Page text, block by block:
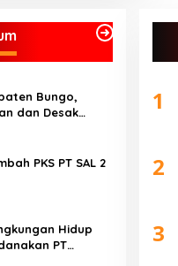
Bungo,
dan Desak
Bencana
PKS PT SAL 2
Hidup
PT
Dugaan
1
2
3